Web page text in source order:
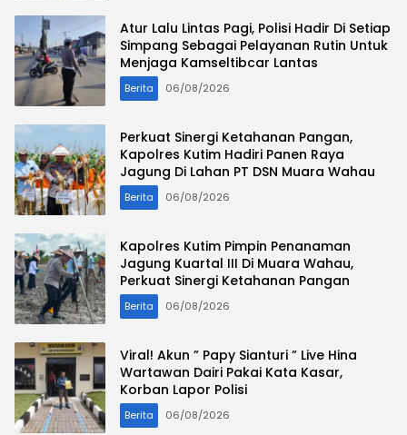
Atur Lalu Lintas Pagi, Polisi Hadir Di Setiap
Simpang Sebagai Pelayanan Rutin Untuk
Menjaga Kamseltibcar Lantas
Berita 06/08/2026
Perkuat Sinergi Ketahanan Pangan,
Kapolres Kutim Hadiri Panen Raya
Jagung Di Lahan PT DSN Muara Wahau
Berita 06/08/2026
Kapolres Kutim Pimpin Penanaman
Jagung Kuartal III Di Muara Wahau,
Perkuat Sinergi Ketahanan Pangan
Berita 06/08/2026
Viral! Akun ” Papy Sianturi ” Live Hina
Wartawan Dairi Pakai Kata Kasar,
Korban Lapor Polisi
Berita 06/08/2026